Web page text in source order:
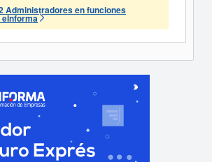
Administradores en funciones